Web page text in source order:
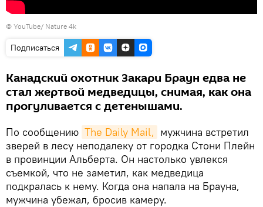
© YouTube/ Nature 4k
Подписаться
Канадский охотник Закари Браун едва не
стал жертвой медведицы, снимая, как она
прогуливается с детенышами.
По сообщению The Daily Mail, мужчина встретил
зверей в лесу неподалеку от городка Стони Плейн
в провинции Альберта. Он настолько увлекся
съемкой, что не заметил, как медведица
подкралась к нему. Когда она напала на Брауна,
мужчина убежал, бросив камеру.